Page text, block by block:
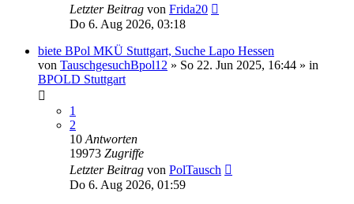
Letzter Beitrag von Frida20
Do 6. Aug 2026, 03:18
biete BPol MKÜ Stuttgart, Suche Lapo Hessen
von TauschgesuchBpol12 » So 22. Jun 2025, 16:44 » in
BPOLD Stuttgart
1
2
10 Antworten
19973 Zugriffe
Letzter Beitrag von PolTausch
Do 6. Aug 2026, 01:59